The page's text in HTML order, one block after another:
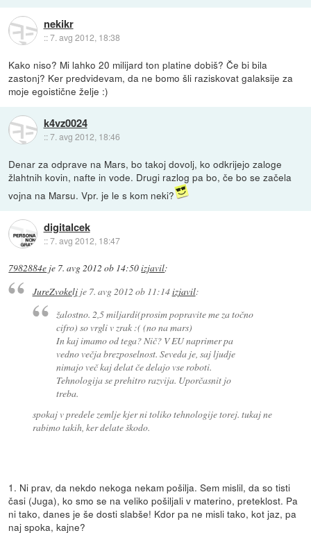
nekikr
::7. avg 2012, 18:38
Kako niso? Mi lahko 20 milijard ton platine dobiš? Če bi bila
zastonj? Ker predvidevam, da ne bomo šli raziskovat galaksije za
moje egoistične želje :)
k4vz0024
::7. avg 2012, 18:46
Denar za odprave na Mars, bo takoj dovolj, ko odkrijejo zaloge
žlahtnih kovin, nafte in vode. Drugi razlog pa bo, če bo se začela
vojna na Marsu. Vpr. je le s kom neki?
digitalcek
::7. avg 2012, 18:47
7982884e je 7. avg 2012 ob 14:50izjavil:
JureZvokeljje 7. avg 2012 ob 11:14izjavil:
žalostno. 2,5 miljardi(prosim popravite me za točno
cifro) so vrgli v zrak :( (no na mars)
In kaj imamo od tega? Nič? V EU naprimer pa
vedno večja brezposelnost. Seveda je, saj ljudje
nimajo več kaj delat če delajo vse roboti.
Tehnologija se prehitro razvija. Uporčasnit jo
treba.
spokaj v predele zemlje kjer ni toliko tehnologije torej. tukaj ne
rabimo takih, ker delate škodo.
1. Ni prav, da nekdo nekoga nekam pošilja. Sem mislil, da so tisti
časi (Juga), ko smo se na veliko pošiljali v materino, preteklost. Pa
ni tako, danes je še dosti slabše! Kdor pa ne misli tako, kot jaz, pa
naj spoka, kajne?